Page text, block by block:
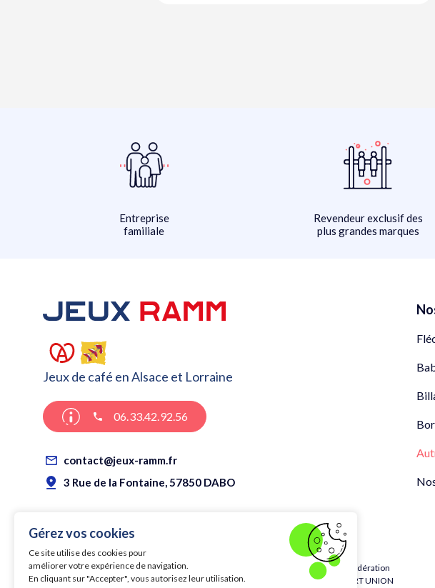
Entreprise
familiale
Revendeur exclusif des
plus grandes marques
Jeux de café en Alsace et Lorraine
06.33.42.92.56
contact@jeux-ramm.fr
3 Rue de la Fontaine, 57850 DABO
Membre de la fédération
FLECHES ELECTRONIQUES
Membre de la fédération
EUROPEAN DART UNION
Gérez vos cookies
Ce site utilise des cookies pour
améliorer votre expérience de navigation.
En cliquant sur "Accepter", vous autorisez leur utilisation.